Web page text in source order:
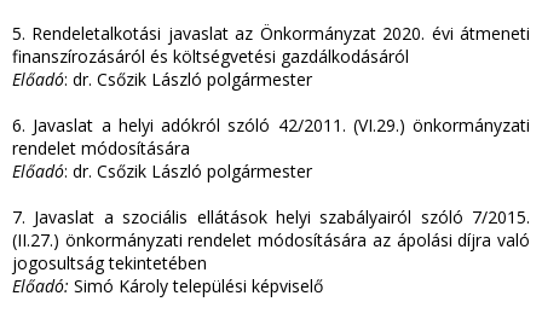
5. Rendeletalkotási javaslat az Önkormányzat 2020. évi átmeneti
finanszírozásáról és költségvetési gazdálkodásáról
Előadó: dr. Csőzik László polgármester
6. Javaslat a helyi adókról szóló 42/2011. (VI.29.) önkormányzati
rendelet módosítására
Előadó: dr. Csőzik László polgármester
7. Javaslat a szociális ellátások helyi szabályairól szóló 7/2015.
(II.27.) önkormányzati rendelet módosítására az ápolási díjra való
jogosultság tekintetében
Előadó: Simó Károly települési képviselő